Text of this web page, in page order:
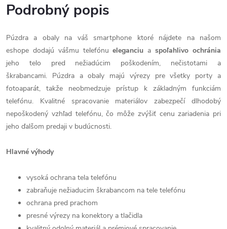
Podrobný popis
Púzdra a obaly na váš smartphone ktoré nájdete na našom
eshope dodajú vášmu telefónueleganciu aspoľahlivo ochránia
jeho telo pred nežiadúcim poškodením, nečistotami a
škrabancami. Púzdra a obaly majú výrezy pre všetky porty a
fotoaparát, takže neobmedzuje prístup k základným funkciám
telefónu. Kvalitné spracovanie materiálov zabezpečí dlhodobý
nepoškodený vzhľad telefónu, čo môže zvýšiť cenu zariadenia pri
jeho ďalšom predaji v budúcnosti.
Hlavné výhody
vysoká ochrana tela telefónu
zabraňuje nežiaducim škrabancom na tele telefónu
ochrana pred prachom
presné výrezy na konektory a tlačidla